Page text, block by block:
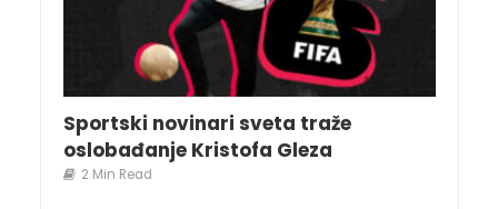
Sportski novinari sveta traže
oslobađanje Kristofa Gleza
2 Min Read